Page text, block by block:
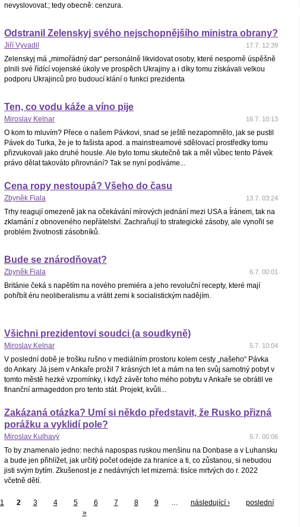
nevyslovovat.; tedy obecně: cenzura.
Odstranil Zelenskyj svého nejschopnějšího ministra obrany?
17.7. 12:39
Jiří Vyvadil
Zelenskyj má „mimořádný dar“ personálně likvidovat osoby, které nesporně úspěšně
plnili své řídící vojenské úkoly ve prospěch Ukrajiny a i díky tomu získávali velkou
podporu Ukrajinců pro budoucí klání o funkci prezidenta
Ten, co vodu káže a víno pije
16.7. 10:13
Miroslav Kelnar
O kom to mluvím? Přece o našem Pávkovi, snad se ještě nezapomnělo, jak se pustil
Pávek do Turka, že je to fašista apod. a mainstreamové sdělovací prostředky tomu
přizvukovali jako druhé housle. Ale bylo tomu skutečně tak a měl vůbec tento Pávek
právo dělat takováto přirovnání? Tak se nyní podíváme...
Cena ropy nestoupá? Všeho do času
13.7. 03:24
Zbyněk Fiala
Trhy reagují omezeně jak na očekávání mírových jednání mezi USA a Íránem, tak na
zklamání z obnoveného nepřátelství. Zachraňují to strategické zásoby, ale vynořil se
problém životnosti zásobníků.
Bude se znárodňovat?
6.7. 00:01
Zbyněk Fiala
Británie čeká s napětím na nového premiéra a jeho revoluční recepty, které mají
pohřbít éru neoliberalismu a vrátit zemi k socialistickým nadějím.
Všichni prezidentovi soudci (a soudkyně)
5.7. 10:04
Miroslav Kelnar
V poslední době je trošku rušno v mediálním prostoru kolem cesty „našeho“ Pávka
do Ankary. Já jsem v Ankaře prožil 7 krásných let a mám na ten svůj samotný pobyt v
tomto městě hezké vzpomínky, i když závěr toho mého pobytu v Ankaře se obrátil ve
finanční armageddon pro tento stát. Projekt, kvůli...
Zakázaná otázka? Umí si někdo představit, že Rusko přizná
porážku a vyklidí pole?
5.7. 00:06
Miroslav Kulhavý
To by znamenalo jedno: nechá napospas ruskou menšinu na Donbase a v Luhansku
a bude jen přihlížet, jak určitý počet odejde za hranice a ti, co zůstanou, si nebudou
jisti svým bytím. Zkušenost je z nedávných let mizerná: tisíce mrtvých do r. 2022
včetně dětí.
1 2 3 4 5 6 7 8 9 … následující ›
poslední
»